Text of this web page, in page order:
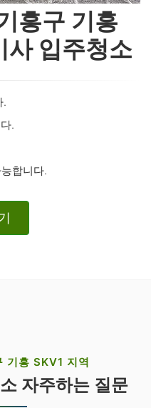
흥구 기흥
사 입주청소
.
.
합니다.
기흥 SKV1 지역
자주하는 질문